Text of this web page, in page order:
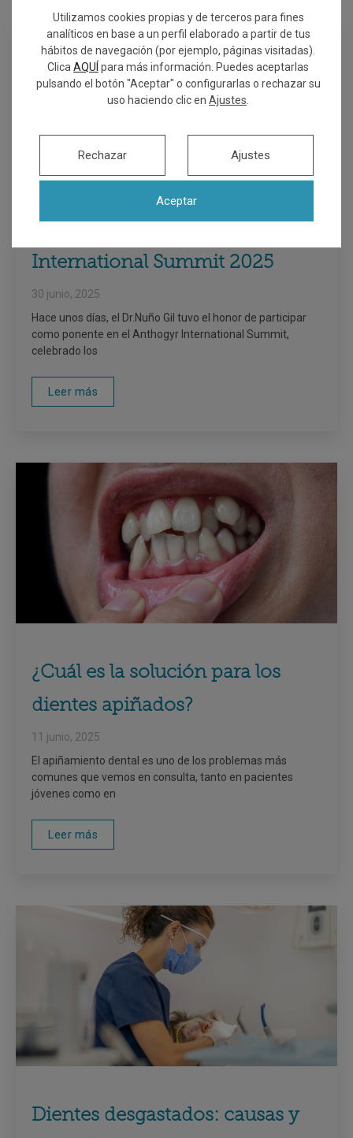
International Summit 2025
30 junio, 2025
Hace unos días, el Dr.Nuño Gil tuvo el honor de participar
como ponente en el Anthogyr International Summit,
celebrado los
Leer más
¿Cuál es la solución para los
dientes apiñados?
11 junio, 2025
El apiñamiento dental es uno de los problemas más
comunes que vemos en consulta, tanto en pacientes
jóvenes como en
Leer más
Dientes desgastados: causas y
Utilizamos cookies propias y de terceros para fines
analíticos en base a un perfil elaborado a partir de tus
hábitos de navegación (por ejemplo, páginas visitadas).
Clica AQUÍ para más información. Puedes aceptarlas
pulsando el botón "Aceptar" o configurarlas o rechazar su
uso haciendo clic en Ajustes
Aceptar
Rechazar Ajustes